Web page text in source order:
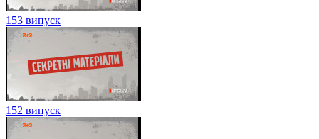
153 випуск
152 випуск